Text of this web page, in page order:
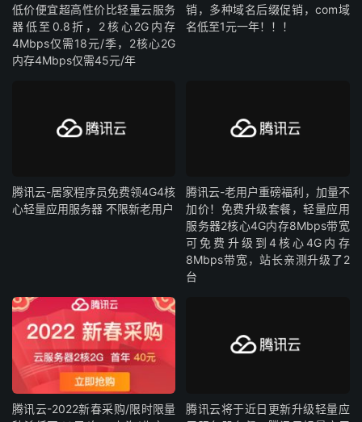
低价便宜超高性价比轻量云服务
器低至0.8折，2核心2G内存
4Mbps仅需18元/季，2核心2G
内存4Mbps仅需45元/年
销，多种域名后缀促销，com域
名低至1元一年！！！
腾讯云-居家程序员免费领4G4核
心轻量应用服务器 不限新老用户
腾讯云-老用户重磅福利，加量不
加价！免费升级套餐，轻量应用
服务器2核心4G内存8Mbps带宽
可免费升级到4核心4G内存
8Mbps带宽，站长亲测升级了2
台
腾讯云-2022新春采购/限时限量
腾讯云将于近日更新升级轻量应